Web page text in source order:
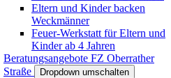
Eltern und Kinder backen
Weckmänner
Feuer-Werkstatt für Eltern und
Kinder ab 4 Jahren
Beratungsangebote FZ Oberrather
Straße
Dropdown umschalten